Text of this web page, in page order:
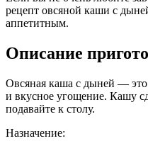
рецепт овсяной каши с
аппетитным.
Описание
Овсяная каша с дыней — это
и вкусное угощение. Кашу
подавайте к столу.
Назначение: